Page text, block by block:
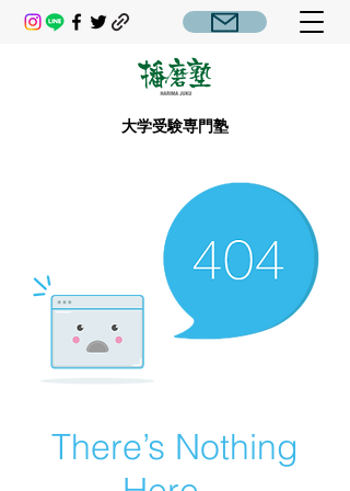
大学受験専門塾
There’s Nothing